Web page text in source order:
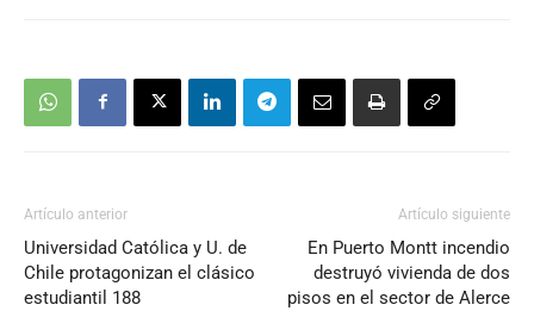
Artículo anterior
Universidad Católica y U. de
Chile protagonizan el clásico
estudiantil 188
Artículo siguiente
En Puerto Montt incendio
destruyó vivienda de dos
pisos en el sector de Alerce